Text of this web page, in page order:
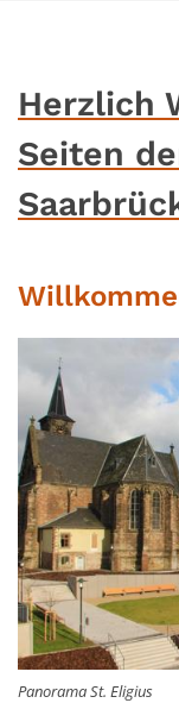
Herzlich
Seiten
Panorama St. Eligius